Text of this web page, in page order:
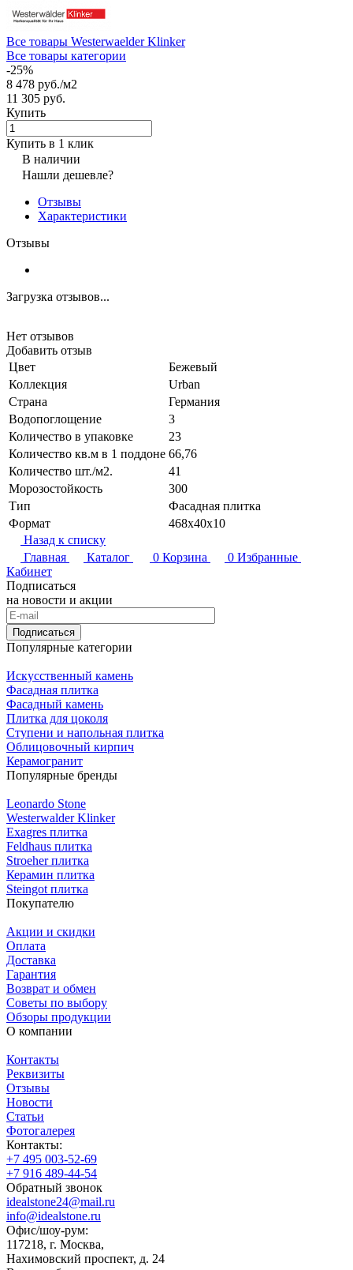
Все товары Westerwaelder Klinker
Все товары категории
-25%
8 478 руб./м2
11 305 руб.
Купить
Купить в 1 клик
В наличии
Нашли дешевле?
Отзывы
Характеристики
Отзывы
Загрузка отзывов...
Нет отзывов
Добавить отзыв
Цвет
Бежевый
Коллекция
Urban
Страна
Германия
Водопоглощение
3
Количество в упаковке
23
Количество кв.м в 1 поддоне 66,76
Количество шт./м2.
41
Морозостойкость
300
Тип
Фасадная плитка
Формат
468х40х10
Назад к списку
Главная
Каталог 0 Корзина 0 Избранные
Кабинет
Подписаться
на новости и акции
Подписаться
Популярные категории
Искусственный камень
Фасадная плитка
Фасадный камень
Плитка для цоколя
Ступени и напольная плитка
Облицовочный кирпич
Керамогранит
Популярные бренды
Leonardo Stone
Westerwalder Klinker
Exagres плитка
Feldhaus плитка
Stroeher плитка
Керамин плитка
Steingot плитка
Покупателю
Акции и скидки
Оплата
Доставка
Гарантия
Возврат и обмен
Советы по выбору
Обзоры продукции
О компании
Контакты
Реквизиты
Отзывы
Новости
Статьи
Фотогалерея
Контакты:
+7 495 003-52-69
+7 916 489-44-54
Обратный звонок
idealstone24@mail.ru
info@idealstone.ru
Офис/шоу-рум:
117218, г. Москва,
Нахимовский проспект, д. 24